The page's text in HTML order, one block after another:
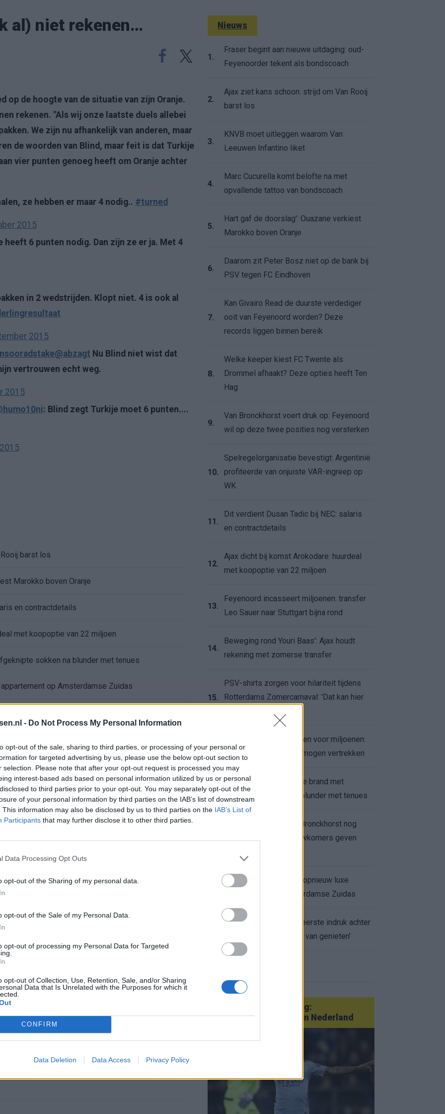
- Do Not Process My Personal Information
opt-out of the sale, sharing to third parties, or processing of your personal or
for targeted advertising by us, please use the below opt-out section to
selection. Please note that after your opt-out request is processed you may
interest-based ads based on personal information utilized by us or personal
to third parties prior to your opt-out. You may separately opt-out of the
of your personal information by third parties on the IAB’s list of downstream
This information may also be disclosed by us to third parties on the IAB’s List of
Participants that may further disclose it to other third parties.
Data Processing Opt Outs
opt-out of the Sharing of my personal data.
opt-out of the Sale of my Personal Data.
opt-out of processing my Personal Data for Targeted
opt-out of Collection, Use, Retention, Sale, and/or Sharing
Data that Is Unrelated with the Purposes for which it
CONFIRM
Data Deletion Data Access Privacy Policy
al) niet rekenen…
op de hoogte van de situatie van zijn Oranje.
rekenen. "Als wij onze laatste duels allebei
We zijn nu afhankelijk van anderen, maar
de woorden van Blind, maar feit is dat Turkije
vier punten genoeg heeft om Oranje achter
ze hebben er maar 4 nodig.. #turned
2015
heeft 6 punten nodig. Dan zijn ze er ja. Met 4
in 2 wedstrijden. Klopt niet. 4 is ook al
2015
@abzagt Nu Blind niet wist dat
vertrouwen echt weg.
2015
: Blind zegt Turkije moet 6 punten....
barst los
Marokko boven Oranje
en contractdetails
met koopoptie van 22 miljoen
sokken na blunder met tenues
op Amsterdamse Zuidas
bij Ajax: 'Hier gaan fans van genieten'
zijn de duels te zien
blijft cruciaal
Europese geschiedenis
begint in de basis bij FC Barcelona
Abdellah Ouazane met Lionel Messi
na ruime zege op Vojvodina
naar Ajax - Vojvodina
van der Vaart en Sylvie Meis door de jaren heen
Ajax en FC Twente in Europa
"Kampioen met Jong Ajax"
geschiedenis met rode kaart in WK-finale
League? Dit zijn de belangrijke data
terugkeer: NEC onderzoekt komst van Ajax-icoon
Nieuws
1.
Fraser begint aan nieuwe uitdaging: oud-
Feyenoorder tekent als bondscoach
2.
Ajax ziet kans schoon: strijd om Van Rooij
barst los
3.
KNVB moet uitleggen waarom Van
Leeuwen Infantino liket
4.
Marc Cucurella komt belofte na met
opvallende tattoo van bondscoach
5.
Hart gaf de doorslag': Ouazane verkiest
Marokko boven Oranje
6.
Daarom zit Peter Bosz niet op de bank bij
PSV tegen FC Eindhoven
7.
Kan Givairo Read de duurste verdediger
ooit van Feyenoord worden? Deze
records liggen binnen bereik
8.
Welke keeper kiest FC Twente als
Drommel afhaakt? Deze opties heeft Ten
Hag
9.
Van Bronckhorst voert druk op: Feyenoord
wil op deze twee posities nog versterken
10.
Spelregelorganisatie bevestigt: Argentinië
profiteerde van onjuiste VAR-ingreep op
WK
11.
Dit verdient Dusan Tadic bij NEC: salaris
en contractdetails
12.
Ajax dicht bij komst Arokodare: huurdeal
met koopoptie van 22 miljoen
13.
Feyenoord incasseert miljoenen: transfer
Leo Sauer naar Stuttgart bijna rond
14.
Beweging rond Youri Baas': Ajax houdt
rekening met zomerse transfer
15.
PSV-shirts zorgen voor hilariteit tijdens
Rotterdams Zomercarnaval: 'Dat kan hier
16.
Feyenoord zet deur open voor miljoenen:
Ueda en Hadj Moussa mogen vertrekken
17.
Ajax helpt Burnley uit de brand met
afgeknipte sokken na blunder met tenues
Feyenoord onder Van Bronckhorst nog
altijd ongeslagen: nieuwkomers geven
Hakim Ziyech verhuurt opnieuw luxe
appartement op Amsterdamse Zuidas
Marcos Leonardo laat eerste indruk achter
bij Ajax: 'Hier gaan fans van genieten'
Van Götze tot Sterling:
statementtransfers in Nederland